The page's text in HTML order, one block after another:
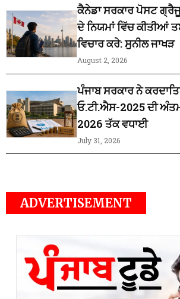
ਕੈਨੇਡਾ ਸਰਕਾਰ ਪੋਸਟ
ਦੇ ਨਿਯਮਾਂ ਵਿੱਚ ਕੀਤੀਆਂ
ਵਿਚਾਰ ਕਰੇ: ਸੁਨੀਲ ਜਾਖੜ
August 2, 2026
ਪੰਜਾਬ ਸਰਕਾਰ ਨੇ
ਓ.ਟੀ.ਐਸ-2025 ਦੀ
2026 ਤੱਕ ਵਧਾਈ
July 31, 2026
ADVERTISEMENT